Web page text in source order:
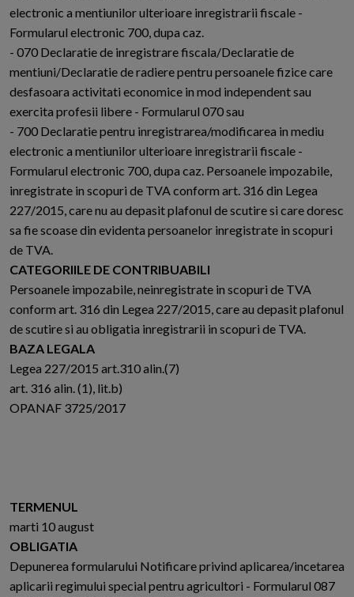
electronic a mentiunilor ulterioare inregistrarii fiscale -
Formularul electronic 700, dupa caz.
- 070 Declaratie de inregistrare fiscala/Declaratie de
mentiuni/Declaratie de radiere pentru persoanele fizice care
desfasoara activitati economice in mod independent sau
exercita profesii libere - Formularul 070 sau
- 700 Declaratie pentru inregistrarea/modificarea in mediu
electronic a mentiunilor ulterioare inregistrarii fiscale -
Formularul electronic 700, dupa caz. Persoanele impozabile,
inregistrate in scopuri de TVA conform art. 316 din Legea
227/2015, care nu au depasit plafonul de scutire si care doresc
sa fie scoase din evidenta persoanelor inregistrate in scopuri
de TVA.
CATEGORIILE DE CONTRIBUABILI
Persoanele impozabile, neinregistrate in scopuri de TVA
conform art. 316 din Legea 227/2015, care au depasit plafonul
de scutire si au obligatia inregistrarii in scopuri de TVA.
BAZA LEGALA
Legea 227/2015 art.310 alin.(7)
art. 316 alin. (1), lit.b)
OPANAF 3725/2017
TERMENUL
marti 10 august
OBLIGATIA
Depunerea formularului Notificare privind aplicarea/incetarea
aplicarii regimului special pentru agricultori - Formularul 087